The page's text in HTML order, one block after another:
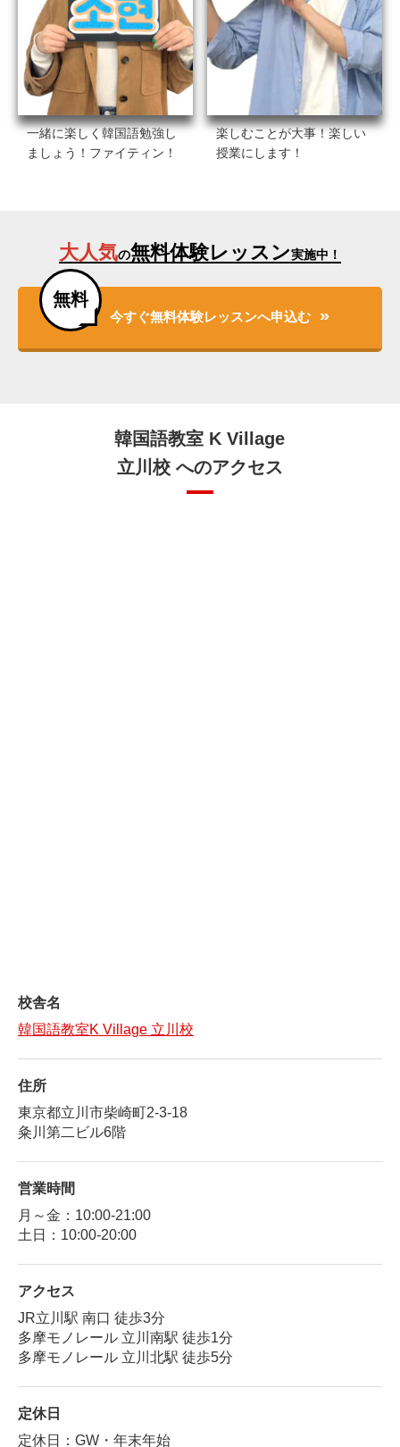
一緒に楽しく韓国語勉強し
ましょう！ファイティン！
楽しむことが大事！楽しい
授業にします！
大人気の無料体験レッスン実施中！
無料
今すぐ無料体験レッスンへ申込む
韓国語教室 K Village
立川校 へのアクセス
校舎名
韓国語教室K Village 立川校
住所
東京都立川市柴崎町2-3-18
粂川第二ビル6階
営業時間
月～金：10:00-21:00
土日：10:00-20:00
アクセス
JR立川駅 南口 徒歩3分
多摩モノレール 立川南駅 徒歩1分
多摩モノレール 立川北駅 徒歩5分
定休日
定休日：GW・年末年始